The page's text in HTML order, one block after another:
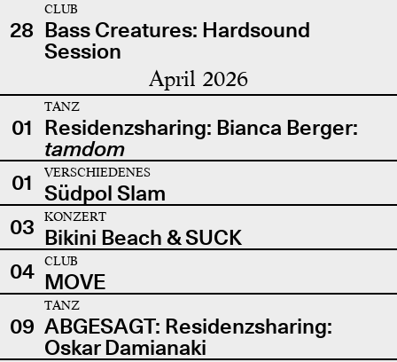
28
CLUB
Bass Creatures: Hardsound
Session
April 2026
01
TANZ
Residenzsharing: Bianca Berger:
tamdom
01
VERSCHIEDENES
Südpol Slam
03
KONZERT
Bikini Beach & SUCK
04
CLUB
MOVE
09
TANZ
ABGESAGT: Residenzsharing:
Oskar Damianaki